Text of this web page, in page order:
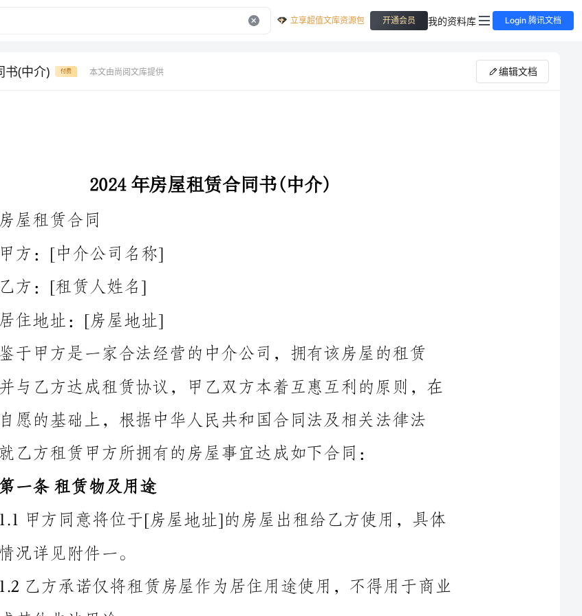
立享超值文库资源包 开通会员 我的资料库 Login 腾讯文档
书(中介) 付费 本文由尚阅文库提供 编辑文档
止日期），共计租赁___个月。
乙方：[租赁人姓名]
居住地址：[房屋地址]
规，就乙方租赁甲方所拥有的房屋事宜达成如下合同：
第一条租赁物及用途
1.1甲方同意将位于[房屋地址]的房屋出租给乙方使用，具体
房屋情况详见附件一。
经营或其他非法用途。
第二条租赁期限及起止时间